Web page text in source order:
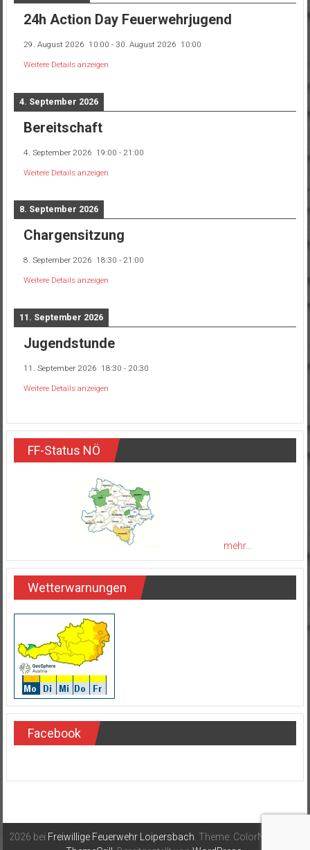
24h Action Day Feuerwehrjugend
29. August 2026 10:00 - 30. August 2026 10:00
Weitere Details anzeigen
4. September 2026
Bereitschaft
4. September 2026 19:00 - 21:00
Weitere Details anzeigen
8. September 2026
Chargensitzung
8. September 2026 18:30 - 21:00
Weitere Details anzeigen
11. September 2026
Jugendstunde
11. September 2026 18:30 - 20:30
Weitere Details anzeigen
FF-Status NÖ
mehr...
Wetterwarnungen
Facebook
2026 bei Freiwillige Feuerwehr Loipersbach. Theme: ColorNews von